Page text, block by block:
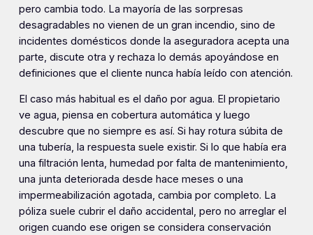
pero cambia todo. La mayoría de las sorpresas
desagradables no vienen de un gran incendio, sino de
incidentes domésticos donde la aseguradora acepta una
parte, discute otra y rechaza lo demás apoyándose en
definiciones que el cliente nunca había leído con atención.
El caso más habitual es el daño por agua. El propietario
ve agua, piensa en cobertura automática y luego
descubre que no siempre es así. Si hay rotura súbita de
una tubería, la respuesta suele existir. Si lo que había era
una filtración lenta, humedad por falta de mantenimiento,
una junta deteriorada desde hace meses o una
impermeabilización agotada, cambia por completo. La
póliza suele cubrir el daño accidental, pero no arreglar el
origen cuando ese origen se considera conservación